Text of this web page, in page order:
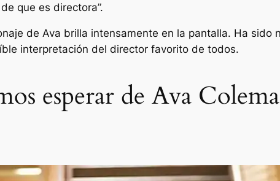
que es directora”.
de Ava brilla intensamente en la pantalla. Ha sido
interpretación del director favorito de todos.
esperar de Ava